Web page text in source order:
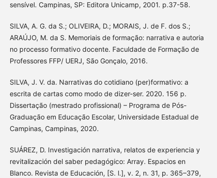
sensível. Campinas, SP: Editora Unicamp, 2001. p.37-58.
SILVA, A. G. da S.; OLIVEIRA, D.; MORAIS, J. de F. dos S.;
ARAÚJO, M. da S. Memoriais de formação: narrativa e autoria
no processo formativo docente. Faculdade de Formação de
Professores FFP/ UERJ, São Gonçalo, 2016.
SILVA, J. V. da. Narrativas do cotidiano (per)formativo: a
escrita de cartas como modo de dizer-ser. 2020. 156 p.
Dissertação (mestrado profissional) – Programa de Pós-
Graduação em Educação Escolar, Universidade Estadual de
Campinas, Campinas, 2020.
SUÁREZ, D. Investigación narrativa, relatos de experiencia y
revitalización del saber pedagógico: Array. Espacios en
Blanco. Revista de Educación, [S. l.], v. 2, n. 31, p. 365–379,